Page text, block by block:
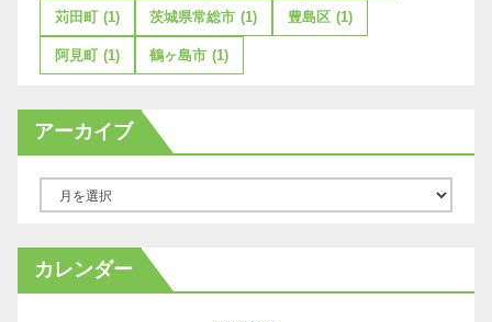
苅田町 (1) 茨城県常総市 (1) 豊島区 (1)
阿見町 (1) 鶴ヶ島市 (1)
アーカイブ
カ
イ
カレンダー